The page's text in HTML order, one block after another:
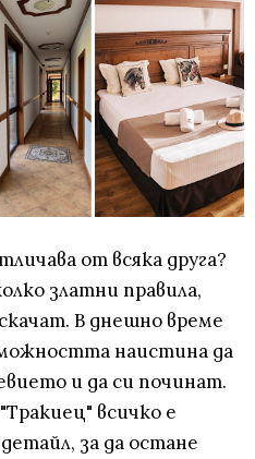
от всяка друга?
златни правила,
В днешно време
наистина да
и да си починат.
всичко е
за да остане